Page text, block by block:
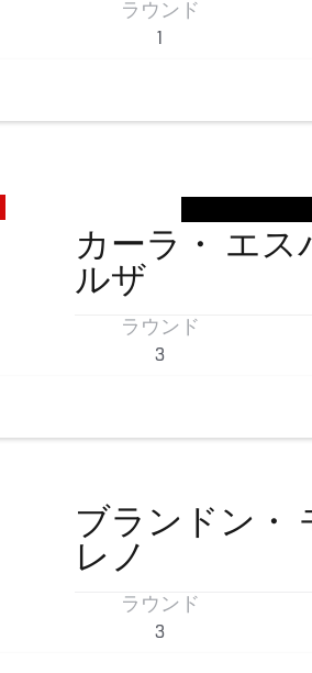
ラウンド
1
カーラ・
エス
ルザ
ラウンド
3
ブランドン・
レノ
ラウンド
3